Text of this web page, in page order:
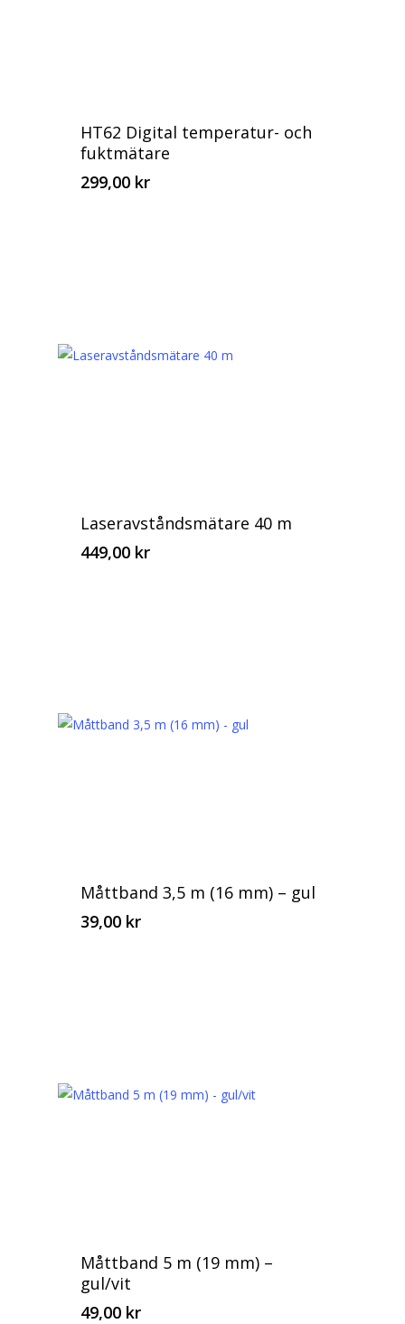
HT62 Digital temperatur- och
fuktmätare
299,00 kr
Laseravståndsmätare 40 m
449,00 kr
Måttband 3,5 m (16 mm) – gul
39,00 kr
Måttband 5 m (19 mm) –
gul/vit
49,00 kr